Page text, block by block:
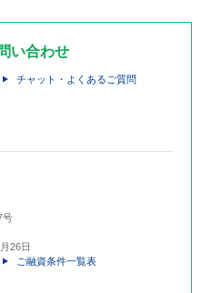
い合わせ
チャット・よくあるご質問
号
26日
ご融資条件一覧表